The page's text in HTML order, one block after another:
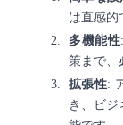
は直感的
多機能性
策まで、
拡張性:
き、ビ